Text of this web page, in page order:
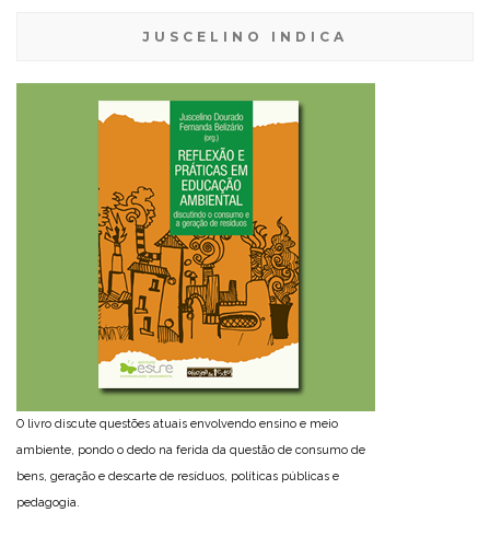
JUSCELINO INDICA
O livro discute questões atuais envolvendo ensino e meio
ambiente, pondo o dedo na ferida da questão de consumo de
bens, geração e descarte de resíduos, políticas públicas e
pedagogia.